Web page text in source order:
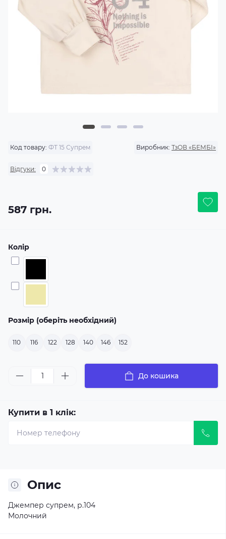
Код товару: ФТ 15 Супрем Виробник: ТзОВ «БЕМБІ»
Відгуки: 0
587 грн.
Колір
Розмір (оберіть необхідний)
110 116 122 128 140 146 152
До кошика
Купити в 1 клік:
Опис
Джемпер супрем, р.104
Молочний